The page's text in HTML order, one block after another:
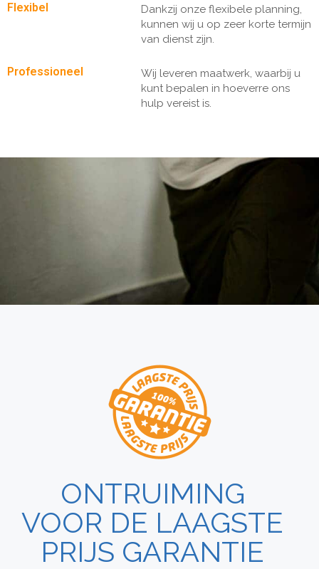
Flexibel
Dankzij onze flexibele planning,
kunnen wij u op zeer korte termijn
van dienst zijn.
Professioneel
Wij leveren maatwerk, waarbij u
kunt bepalen in hoeverre ons
hulp vereist is.
ONTRUIMING
VOOR DE LAAGSTE
PRIJS GARANTIE